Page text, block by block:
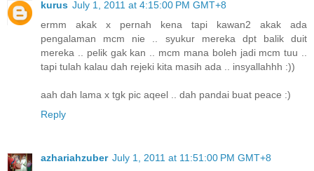
kurus July 1, 2011 at 4:15:00 PM GMT+8
ermm akak x pernah kena tapi kawan2 akak ada
pengalaman mcm nie .. syukur mereka dpt balik duit
mereka .. pelik gak kan .. mcm mana boleh jadi mcm tuu ..
tapi tulah kalau dah rejeki kita masih ada .. insyallahhh :))
aah dah lama x tgk pic aqeel .. dah pandai buat peace :)
Reply
azhariahzuber July 1, 2011 at 11:51:00 PM GMT+8